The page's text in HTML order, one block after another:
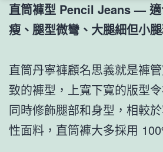
直筒褲型 Pencil Jeans —
瘦、腿型微彎、大腿細但小
直筒丹寧褲顧名思義就是褲
致的褲型，上寬下寬的版型
同時修飾腿部和身型，相較
性面料，直筒褲大多採用